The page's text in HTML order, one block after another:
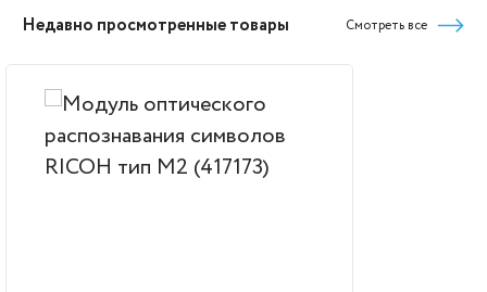
Недавно просмотренные товары Смотреть все